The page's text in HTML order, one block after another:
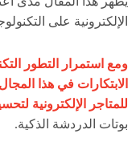
الإلكترونية على
ومع استمرار التطور
الابتكارات في هذا
للمتاجر الإلكترونية
بوتات الدردشة الذكية.